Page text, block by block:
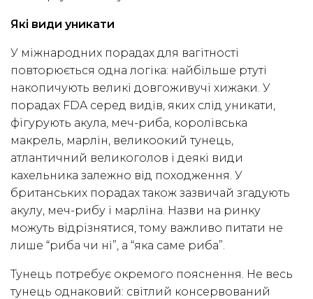
Які види уникати
У міжнародних порадах для вагітності
повторюється одна логіка: найбільше ртуті
накопичують великі довгоживучі хижаки. У
порадах FDA серед видів, яких слід уникати,
фігурують акула, меч-риба, королівська
макрель, марлін, великоокий тунець,
атлантичний великоголов і деякі види
кахельника залежно від походження. У
британських порадах також зазвичай згадують
акулу, меч-рибу і марліна. Назви на ринку
можуть відрізнятися, тому важливо питати не
лише “риба чи ні”, а “яка саме риба”.
Тунець потребує окремого пояснення. Не весь
тунець однаковий: світлий консервований